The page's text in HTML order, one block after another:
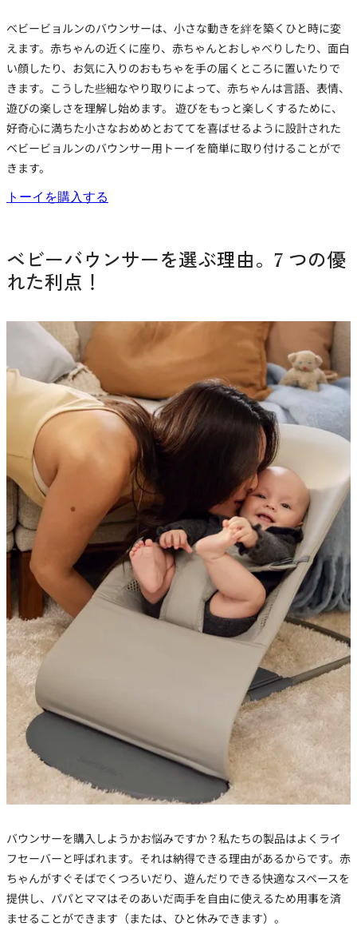
ベビービョルンのバウンサーは、小さな動きを絆を築くひと時に変
えます。赤ちゃんの近くに座り、赤ちゃんとおしゃべりしたり、面白
い顔したり、お気に入りのおもちゃを手の届くところに置いたりで
きます。こうした些細なやり取りによって、赤ちゃんは言語、表情、
遊びの楽しさを理解し始めます。 遊びをもっと楽しくするために、
好奇心に満ちた小さなおめめとおててを喜ばせるように設計された
ベビービョルンのバウンサー用トーイを簡単に取り付けることがで
きます。
トーイを購入する
ベビーバウンサーを選ぶ理由。7 つの優
れた利点！
バウンサーを購入しようかお悩みですか？私たちの製品はよくライ
フセーバーと呼ばれます。それは納得できる理由があるからです。赤
ちゃんがすぐそばでくつろいだり、遊んだりできる快適なスペースを
提供し、パパとママはそのあいだ両手を自由に使えるため用事を済
ませることができます（または、ひと休みできます）。